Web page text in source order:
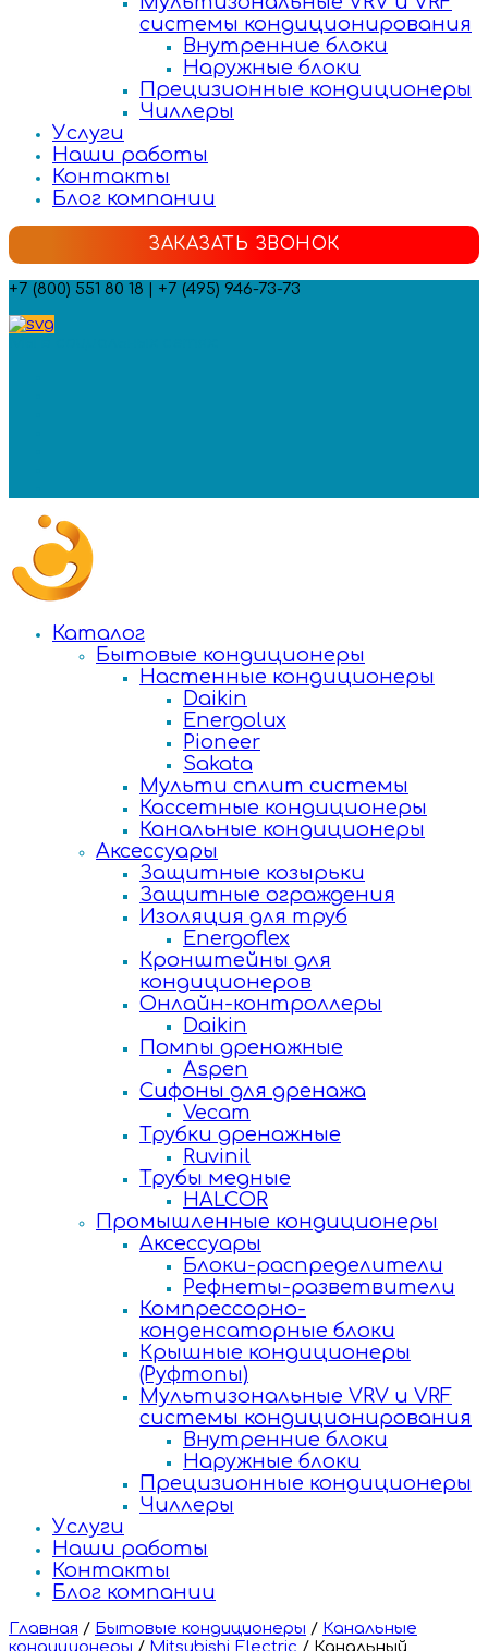
системы кондиционирования
Внутренние блоки
Наружные блоки
Прецизионные кондиционеры
Чиллеры
Услуги
Наши работы
Контакты
Блог компании
ЗАКАЗАТЬ ЗВОНОК
+7 (800) 551 80 18 | +7 (495) 946-73-73
Каталог
Бытовые кондиционеры
Настенные кондиционеры
Daikin
Energolux
Pioneer
Sakata
Мульти сплит системы
Кассетные кондиционеры
Канальные кондиционеры
Аксессуары
Защитные козырьки
Защитные ограждения
Изоляция для труб
Energoflex
Кронштейны для
кондиционеров
Онлайн-контроллеры
Daikin
Помпы дренажные
Aspen
Сифоны для дренажа
Vecam
Трубки дренажные
Ruvinil
Трубы медные
HALCOR
Промышленные кондиционеры
Аксессуары
Блоки-распределители
Рефнеты-разветвители
Компрессорно-
конденсаторные блоки
Крышные кондиционеры
(Руфтопы)
Мультизональные VRV и VRF
системы кондиционирования
Внутренние блоки
Наружные блоки
Прецизионные кондиционеры
Чиллеры
Услуги
Наши работы
Контакты
Блог компании
Главная / Бытовые кондиционеры / Канальные
кондиционеры / Mitsubishi Electric / Канальный